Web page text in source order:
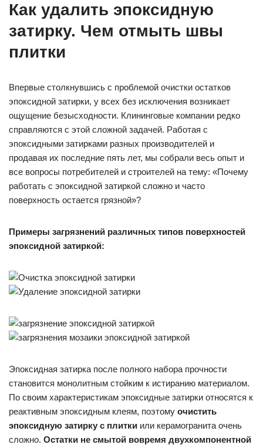
Как удалить эпоксидную
затирку. Чем отмыть швы
плитки
Впервые столкнувшись с проблемой очистки остатков
эпоксидной затирки, у всех без исключения возникает
ощущение безысходности. Клининговые компании редко
справляются с этой сложной задачей. Работая с
эпоксидными затирками разных производителей и
продавая их последние пять лет, мы собрали весь опыт и
все вопросы потребителей и строителей на тему: «Почему
работать с эпоксидной затиркой сложно и часто
поверхность остается грязной»?
Примеры загрязнений различных типов поверхностей
эпоксидной затиркой:
Эпоксидная затирка после полного набора прочности
становится монолитным стойким к истиранию материалом.
По своим характеристикам эпоксидные затирки относятся к
реактивным эпоксидным клеям, поэтому очистить
эпоксидную затирку с плитки или керамогранита очень
сложно. Остатки не смытой вовремя двухкомпонентной